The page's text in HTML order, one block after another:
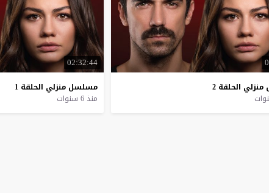
منزلي الحلقة 2
02:32:44
مسلسل منزلي الحلقة 1
منذ 6 سنوات